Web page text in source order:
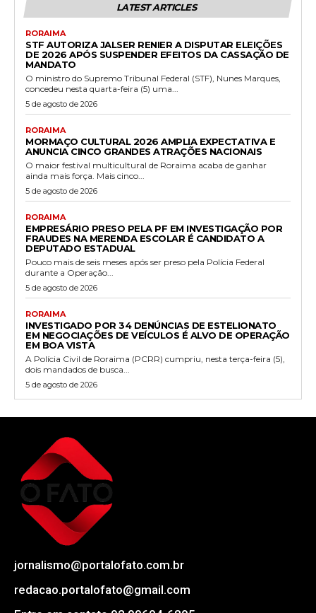
LATEST ARTICLES
RORAIMA
STF AUTORIZA JALSER RENIER A DISPUTAR ELEIÇÕES
DE 2026 APÓS SUSPENDER EFEITOS DA CASSAÇÃO DE
MANDATO
O ministro do Supremo Tribunal Federal (STF), Nunes Marques,
concedeu nesta quarta-feira (5) uma...
5 de agosto de 2026
RORAIMA
MORMAÇO CULTURAL 2026 AMPLIA EXPECTATIVA E
ANUNCIA CINCO GRANDES ATRAÇÕES NACIONAIS
O maior festival multicultural de Roraima acaba de ganhar
ainda mais força. Mais cinco...
5 de agosto de 2026
RORAIMA
EMPRESÁRIO PRESO PELA PF EM INVESTIGAÇÃO POR
FRAUDES NA MERENDA ESCOLAR É CANDIDATO A
DEPUTADO ESTADUAL
Pouco mais de seis meses após ser preso pela Polícia Federal
durante a Operação...
5 de agosto de 2026
RORAIMA
INVESTIGADO POR 34 DENÚNCIAS DE ESTELIONATO
EM NEGOCIAÇÕES DE VEÍCULOS É ALVO DE OPERAÇÃO
EM BOA VISTA
A Polícia Civil de Roraima (PCRR) cumpriu, nesta terça-feira (5),
dois mandados de busca...
5 de agosto de 2026
jornalismo@portalofato.com.br
redacao.portalofato@gmail.com